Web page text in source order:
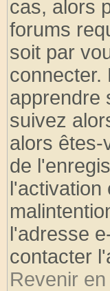
cas, alors
forums
soit par
connecter.
apprendre
suivez
alors êtes-
de
l'activation
l'adresse
contacter
Revenir